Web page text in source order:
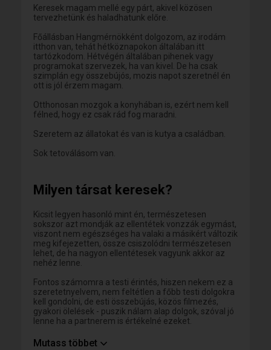
Keresek magam mellé egy párt, akivel közösen
tervezhetünk és haladhatunk előre.
Főállásban Hangmérnökként dolgozom, az irodám
itthon van, tehát hétköznapokon általában itt
tartózkodom. Hétvégén általában pihenek vagy
programokat szervezek, ha van kivel. De ha csak
szimplán egy összebújós, mozis napot szeretnél én
ott is jól érzem magam.
Otthonosan mozgok a konyhában is, ezért nem kell
félned, hogy ez csak rád fog maradni.
Szeretem az állatokat és van is kutya a családban.
Sok tetoválásom van.
Milyen társat keresek?
Kicsit legyen hasonló mint én, természetesen
sokszor azt mondják az ellentétek vonzzák egymást,
viszont nem egészséges ha valaki a másikért változik
meg kifejezetten, össze csiszolódni természetesen
lehet, de ha nagyon ellentétesek vagyunk akkor az
nehéz lenne.
Fontos számomra a testi érintés, hiszen nekem ez a
szeretetnyelvem, nem feltétlen a főbb testi dolgokra
kell gondolni, de esti összebújás, közös filmezés,
gyakori ölelések - puszik nálam alap dolgok, szóval jó
lenne ha a partnerem is értékelné ezeket.
Továbbá fontos azért a kémia is ilyen téren, mert
Mutass többet